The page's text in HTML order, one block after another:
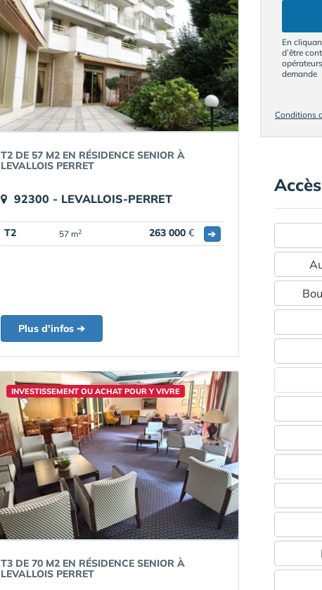
T2 DE 57 M2 EN RÉSIDENCE SENIOR À
LEVALLOIS PERRET
92300 - LEVALLOIS-PERRET
T2 57 m2 263 000 € ➔
Plus d'infos ➔
INVESTISSEMENT OU ACHAT POUR Y VIVRE
T3 DE 70 M2 EN RÉSIDENCE SENIOR À
LEVALLOIS PERRET
En
d’être
demande
Conditions